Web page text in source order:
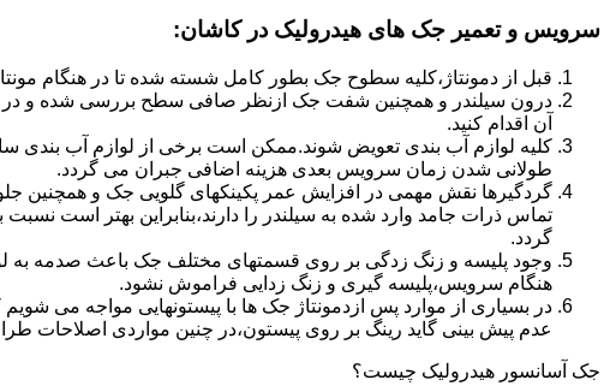
سرویس و تعمیر جک های هیدرولیک در کاشان:
قبل از دمونتاژ،کلیه سطوح جک بطور کامل شسته شده تا در هنگام
درون سیلندر و همچنین شفت جک ازنظر صافی سطح بررسی شده و
آن اقدام کنید.
کلیه لوازم آب بندی تعویض شوند.ممکن است برخی از لوازم آب بندی سالم
طولانی شدن زمان سرویس بعدی هزینه اضافی جبران می گردد.
گردگیرها نقش مهمی در افزایش عمر پکینکهای گلویی جک و همچنین
تماس ذرات جامد وارد شده به سیلندر را دارند،بنابراین بهتر است
گردد.
وجود پلیسه و زنگ زدگی بر روی قسمتهای مختلف جک باعث صدمه به
هنگام سرویس،پلیسه گیری و زنگ زدایی فراموش نشود.
در بسیاری از موارد پس ازدمونتاژ جک ها با پیستونهایی مواجه می
عدم پیش بینی گاید رینگ بر روی پیستون،در چنین مواردی اصلاحات
جک آسانسور هیدرولیک چیست؟